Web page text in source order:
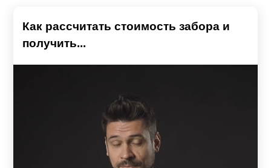
Как рассчитать стоимость забора и
получить...